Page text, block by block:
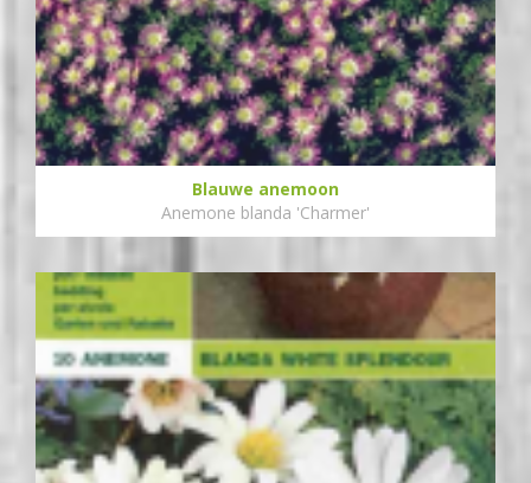
Blauwe anemoon
Anemone blanda 'Charmer'